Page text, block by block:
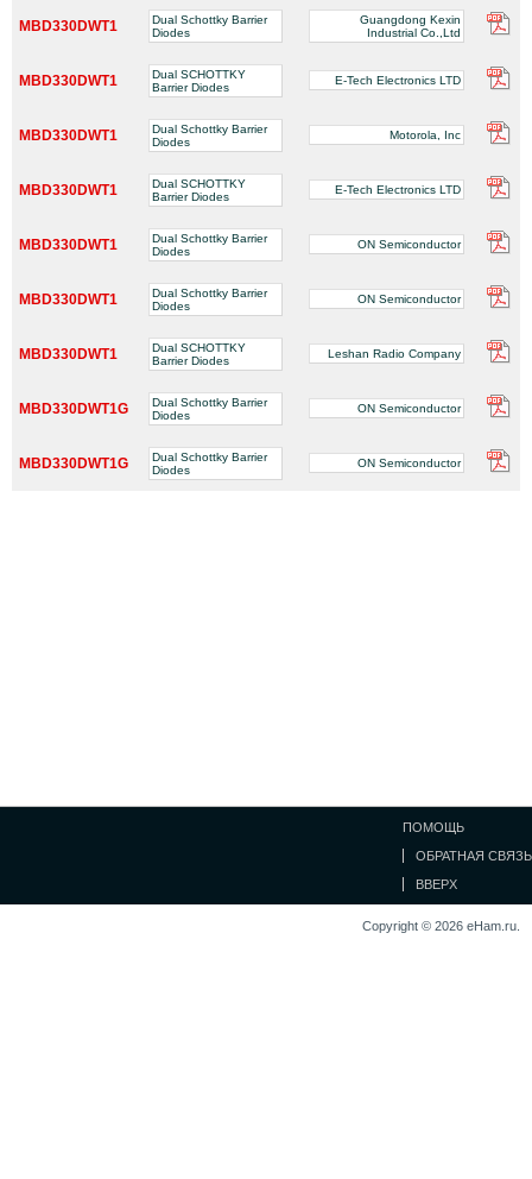
MBD330DWT1
Dual Schottky Barrier
Diodes
Guangdong Kexin
Industrial Co.,Ltd
MBD330DWT1
Dual SCHOTTKY
Barrier Diodes
E-Tech Electronics LTD
MBD330DWT1
Dual Schottky Barrier
Diodes
Motorola, Inc
MBD330DWT1
Dual SCHOTTKY
Barrier Diodes
E-Tech Electronics LTD
MBD330DWT1
Dual Schottky Barrier
Diodes
ON Semiconductor
MBD330DWT1
Dual Schottky Barrier
Diodes
ON Semiconductor
MBD330DWT1
Dual SCHOTTKY
Barrier Diodes
Leshan Radio Company
MBD330DWT1G
Dual Schottky Barrier
Diodes
ON Semiconductor
MBD330DWT1G
Dual Schottky Barrier
Diodes
ON Semiconductor
ПОМОЩЬ
ОБРАТНАЯ СВЯЗЬ
ВВЕРХ
Copyright © 2026 eHam.ru.